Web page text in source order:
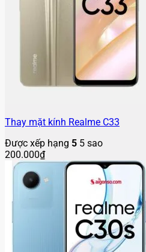
Thay mặt kính Realme C33
Được xếp hạng 5 5 sao
200.000₫